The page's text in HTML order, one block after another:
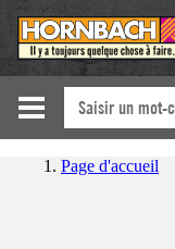
Page d'accueil